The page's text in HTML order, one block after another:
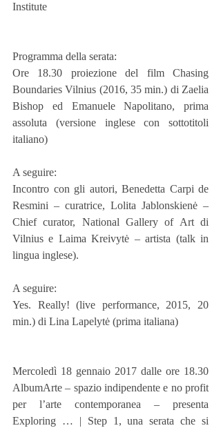
Institute
Programma della serata:
Ore 18.30 proiezione del film Chasing
Boundaries Vilnius (2016, 35 min.) di Zaelia
Bishop ed Emanuele Napolitano, prima
assoluta (versione inglese con sottotitoli
italiano)
A seguire:
Incontro con gli autori, Benedetta Carpi de
Resmini – curatrice, Lolita Jablonskienė –
Chief curator, National Gallery of Art di
Vilnius e Laima Kreivytė – artista (talk in
lingua inglese).
A seguire:
Yes. Really! (live performance, 2015, 20
min.) di Lina Lapelytė (prima italiana)
Mercoledì 18 gennaio 2017 dalle ore 18.30
AlbumArte – spazio indipendente e no profit
per l’arte contemporanea – presenta
Exploring … | Step 1, una serata che si